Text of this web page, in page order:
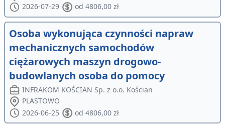
2026-07-29
od 4806,00 zł
Osoba wykonująca czynności napraw
mechanicznych samochodów
ciężarowych maszyn drogowo-
budowlanych osoba do pomocy
INFRAKOM KOŚCIAN Sp. z o.o. Kościan
PLASTOWO
2026-06-25
od 4806,00 zł